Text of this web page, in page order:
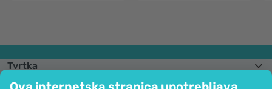
Tvrtka
Informacije